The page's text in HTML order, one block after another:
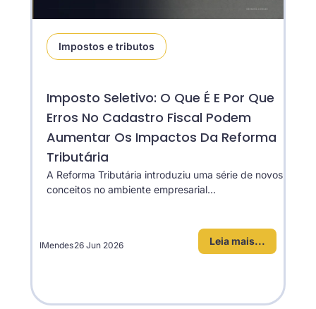
Impostos e tributos
Imposto Seletivo: O Que É E Por Que
Erros No Cadastro Fiscal Podem
Aumentar Os Impactos Da Reforma
Tributária
A Reforma Tributária introduziu uma série de novos
conceitos no ambiente empresarial...
Leia mais...
IMendes26 Jun 2026